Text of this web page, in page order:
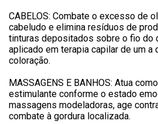
CABELOS: Combate o excesso de
cabeludo e elimina resíduos de
tinturas depositados sobre o fio do
aplicado em terapia capilar de um a
coloração.
MASSAGENS E BANHOS: Atua
estimulante conforme o estado
massagens modeladoras, age
combate à gordura localizada.